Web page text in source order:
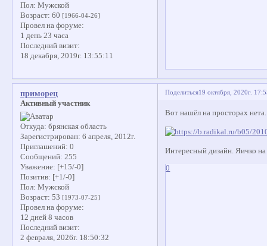
Пол: Мужской
Возраст: 60 [1966-04-26]
Провел на форуме:
1 день 23 часа
Последний визит:
18 декабря, 2019г. 13:55:11
Поделиться19 октября, 2020г.
приморец
Активный участник
Откуда: брянская область
Зарегистрирован: 6 апреля, 2012г.
Приглашений: 0
Сообщений: 255
Уважение: [+15/-0]
Позитив: [+1/-0]
Пол: Мужской
Возраст: 53 [1973-07-25]
Провел на форуме:
12 дней 8 часов
Последний визит:
2 февраля, 2026г. 18:50:32
Вот нашёл на просторах нета...
Интересный дизайн. Яичко на
0